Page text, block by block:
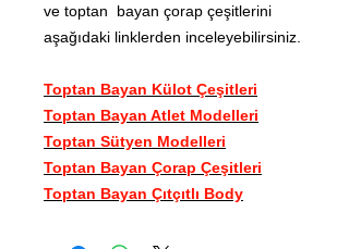
ve toptan bayan çorap çeşitlerini
aşağıdaki linklerden inceleyebilirsiniz.
Toptan Bayan Külot Çeşitleri
Toptan Bayan Atlet Modelleri
Toptan Sütyen Modelleri
Toptan Bayan Çorap Çeşitleri
Toptan Bayan Çıtçıtlı Body